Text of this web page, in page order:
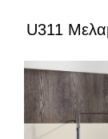
Ιδιότητες:
–
–
– Υψηλές
U311